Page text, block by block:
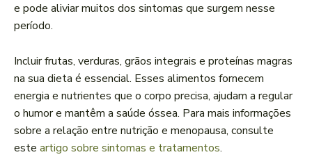
e pode aliviar muitos dos sintomas que surgem nesse
período.
Incluir frutas, verduras, grãos integrais e proteínas magras
na sua dieta é essencial. Esses alimentos fornecem
energia e nutrientes que o corpo precisa, ajudam a regular
o humor e mantêm a saúde óssea. Para mais informações
sobre a relação entre nutrição e menopausa, consulte
este artigo sobre sintomas e tratamentos.